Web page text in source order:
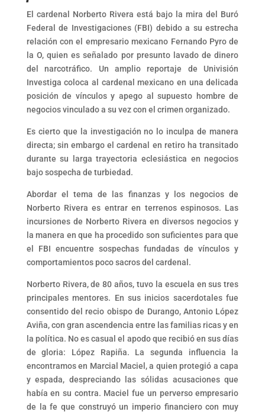
El cardenal Norberto Rivera está bajo la mira del Buró
Federal de Investigaciones (FBI) debido a su estrecha
relación con el empresario mexicano Fernando Pyro de
la O, quien es señalado por presunto lavado de dinero
del narcotráfico. Un amplio reportaje de Univisión
Investiga coloca al cardenal mexicano en una delicada
posición de vínculos y apego al supuesto hombre de
negocios vinculado a su vez con el crimen organizado.
Es cierto que la investigación no lo inculpa de manera
directa; sin embargo el cardenal en retiro ha transitado
durante su larga trayectoria eclesiástica en negocios
bajo sospecha de turbiedad.
Abordar el tema de las finanzas y los negocios de
Norberto Rivera es entrar en terrenos espinosos. Las
incursiones de Norberto Rivera en diversos negocios y
la manera en que ha procedido son suficientes para que
el FBI encuentre sospechas fundadas de vínculos y
comportamientos poco sacros del cardenal.
Norberto Rivera, de 80 años, tuvo la escuela en sus tres
principales mentores. En sus inicios sacerdotales fue
consentido del recio obispo de Durango, Antonio López
Aviña, con gran ascendencia entre las familias ricas y en
la política. No es casual el apodo que recibió en sus días
de gloria: López Rapiña. La segunda influencia la
encontramos en Marcial Maciel, a quien protegió a capa
y espada, despreciando las sólidas acusaciones que
había en su contra. Maciel fue un perverso empresario
de la fe que construyó un imperio financiero con muy